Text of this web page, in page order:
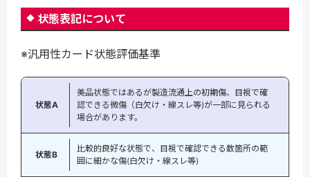
状態表記について
※汎用性カード状態評価基準
状態A
美品状態ではあるが製造流通上の初期傷、目視で確
認できる微傷（白欠け・線スレ等)が一部に見られる
場合があります。
状態B
比較的良好な状態で、目視で確認できる数箇所の範
囲に細かな傷(白欠け・線スレ等)